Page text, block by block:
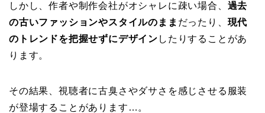
しかし、作者や制作会社がオシャレに疎い場合、 過去
の古いファッションやスタイルのまま だったり、 現代
のトレンドを把握せずにデザイン したりすることがあ
ります。
その結果、視聴者に古臭さやダサさを感じさせる服装
が登場することがあります…。